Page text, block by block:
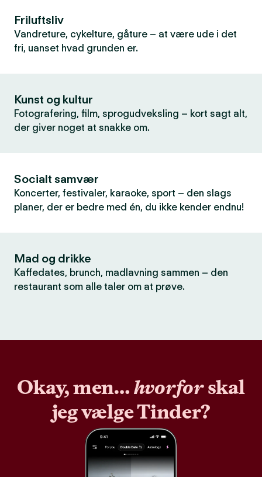
Friluftsliv
Vandreture, cykelture, gåture – at være ude i det
fri, uanset hvad grunden er.
Kunst og kultur
Fotografering, film, sprogudveksling – kort sagt alt,
der giver noget at snakke om.
Socialt samvær
Koncerter, festivaler, karaoke, sport – den slags
planer, der er bedre med én, du ikke kender endnu!
Mad og drikke
Kaffedates, brunch, madlavning sammen – den
restaurant som alle taler om at prøve.
Okay, men…hvorforskal
jeg vælge Tinder?